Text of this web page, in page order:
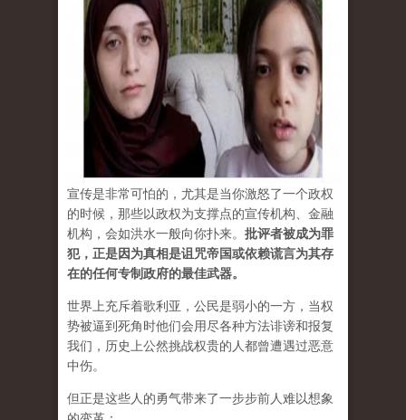
宣传是非常可怕的，尤其是当你激怒了一个政权
的时候，那些以政权为支撑点的宣传机构、金融
机构，会如洪水一般向你扑来。 批评者被成为罪
犯，正是因为真相是诅咒帝国或依赖谎言为其存
在的任何专制政府的最佳武器。
世界上充斥着歌利亚，公民是弱小的一方，当权
势被逼到死角时他们会用尽各种方法诽谤和报复
我们，历史上公然挑战权贵的人都曾遭遇过恶意
中伤。
但正是这些人的勇气带来了一步步前人难以想象